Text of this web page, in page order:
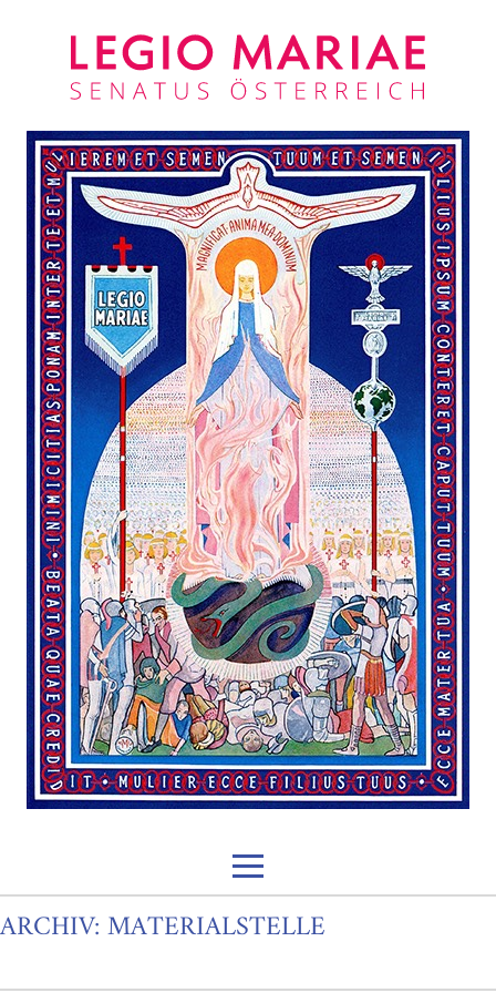
ARCHIV:MATERIALSTELLE